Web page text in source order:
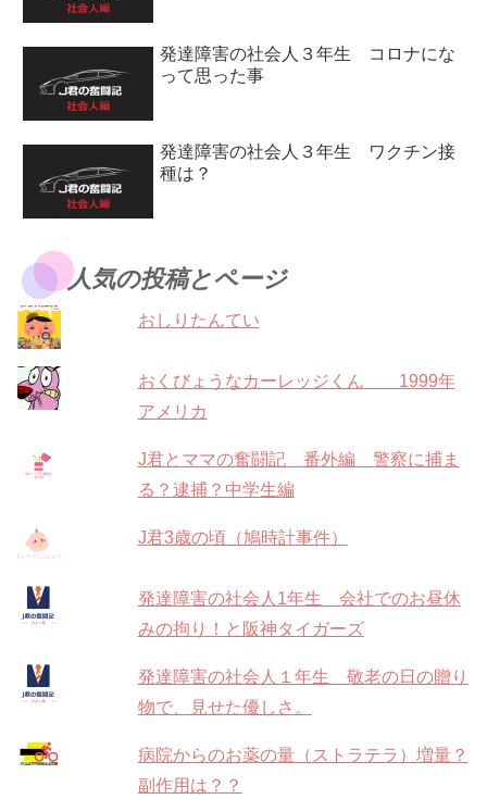
発達障害の社会人３年生 コロナにな
って思った事
発達障害の社会人３年生 ワクチン接
種は？
人気の投稿とページ
おしりたんてい
おくびょうなカーレッジくん 1999年
アメリカ
J君とママの奮闘記 番外編 警察に捕ま
る？逮捕？中学生編
J君3歳の頃（鳩時計事件）
発達障害の社会人1年生 会社でのお昼休
みの拘り！と阪神タイガーズ
発達障害の社会人１年生 敬老の日の贈り
物で、見せた優しさ。
病院からのお薬の量（ストラテラ）増量？
副作用は？？